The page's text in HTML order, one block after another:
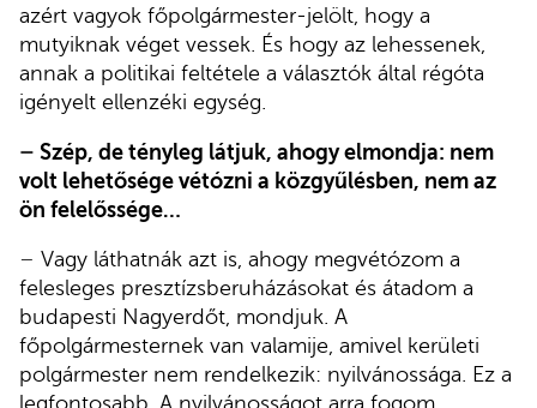
azért vagyok főpolgármester-jelölt, hogy a
mutyiknak véget vessek. És hogy az lehessenek,
annak a politikai feltétele a választók által régóta
igényelt ellenzéki egység.
– Szép, de tényleg látjuk, ahogy elmondja: nem
volt lehetősége vétózni a közgyűlésben, nem az
ön felelőssége…
– Vagy láthatnák azt is, ahogy megvétózom a
felesleges presztízsberuházásokat és átadom a
budapesti Nagyerdőt, mondjuk. A
főpolgármesternek van valamije, amivel kerületi
polgármester nem rendelkezik: nyilvánossága. Ez a